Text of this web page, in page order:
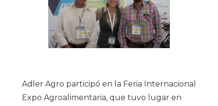
Adler Agro participó en la Feria Internacional
Expo Agroalimentaria, que tuvo lugar en